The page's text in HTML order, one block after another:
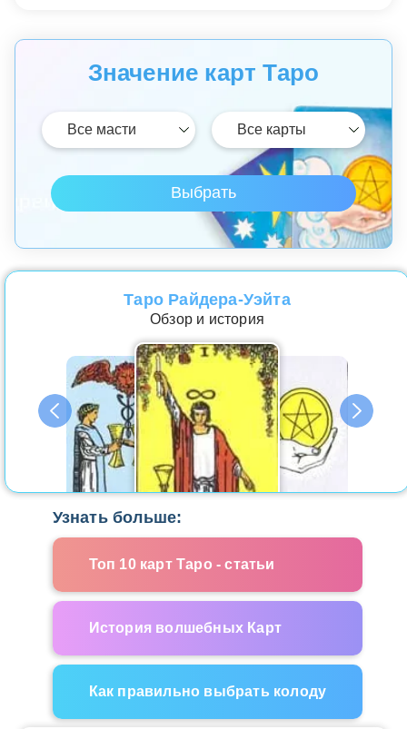
Значение карт Таро
Таро Райдера-Уэйта
Обзор и история
Узнать больше:
Топ 10 карт Таро - статьи
История волшебных Карт
Как правильно выбрать колоду